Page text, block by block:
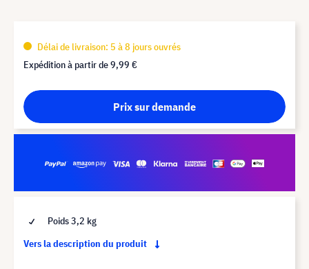
Délai de livraison: 5 à 8 jours ouvrés
Expédition à partir de9,99 €
Prix sur demande
Poids 3,2 kg
Vers la description du produit